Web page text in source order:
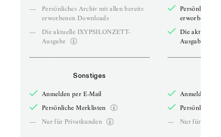
—
Persönliches Archiv mit allen bereits
erworbenen Downloads
—
Die aktuelle IXYPSILONZETT-
Ausgabe
Sonstiges
Anmelden per E-Mail
Persönliche Merklisten
—
Nur für Privatkunden
Persönliches
erworbenen
Die aktuelle
Ausgabe
Anmelden
Persönliche
—
Nur für